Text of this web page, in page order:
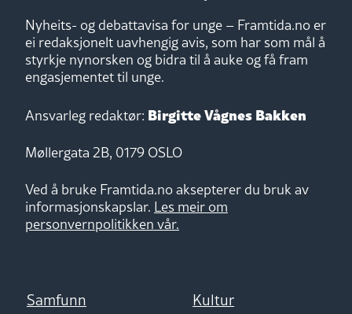
Nyheits- og debattavisa for unge – Framtida.no er
ei redaksjonelt uavhengig avis, som har som mål å
styrkje nynorsken og bidra til å auke og få fram
engasjementet til unge.
Ansvarleg redaktør: Birgitte Vågnes Bakken
Møllergata 2B, 0179 OSLO
Ved å bruke Framtida.no aksepterer du bruk av
informasjonskapslar. Les meir om
personvernpolitikken vår.
Samfunn
Kultur